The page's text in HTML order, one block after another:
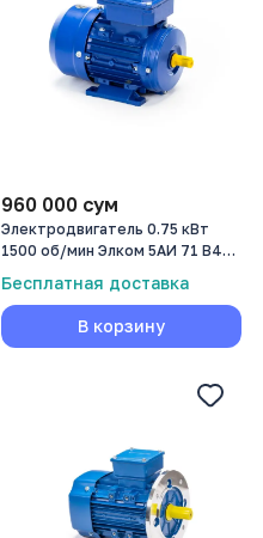
960 000 сум
Электродвигатель 0.75 кВт
1500 об/мин Элком 5АИ 71 В4
Бесплатная доставка
В корзину